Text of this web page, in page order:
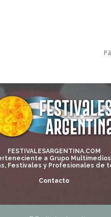
FESTIVALESARGENTINA.COM
a Grupo
Festivales y Profesionales de
Contacto